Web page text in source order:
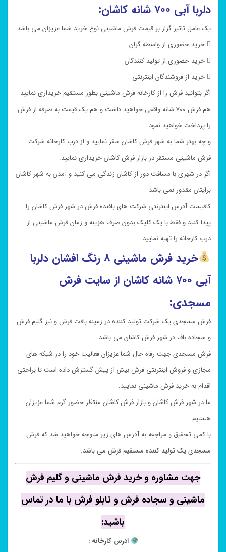
دلربا آبی ۷۰۰ شانه کاشان:
یک عامل تاثیر گزار بر قیمت فرش ماشینی نوع خرید شما عزیزان می باشد.
 خرید حضوری از واسطه گران
 خرید حضوری از تولید کنندگان
 خرید از فروشندگان اینترنتی
اگر بتوانید فرش را از کارخانه فرش ماشینی بطور مستقیم خریداری نمایید
هم فرش ۷۰۰ شانه واقعی خواهید داشت و هم یک قیمت به صرفه از فرش
را پرداخت خواهید نمود.
و چه بهتر شما به شهر فرش کاشان سفر نمایید و از درب کارخانه شرکت
فرش ماشینی مستقر در بازار فرش کاشان خریداری نمایید.
اگر در شهری با مسافت دور از کاشان زندگی می کنید و آمدن به شهر کاشان
برایتان مقدور نمی باشد
کافیست آدرس اینترنتی شرکت های بافنده فرش در شهر فرش کاشان را
پیدا کنید و فقط با یک کلیک بدون صرف هزینه و زمان فرش ماشینی از
درب کارخانه را تهیه نمایید.
خرید
فرش ماشینی ۸ رنگ افشان دلربا
آبی ۷۰۰ شانه کاشان از سایت فرش
مسجدی:
فرش مسجدی یک شرکت تولید کننده در زمینه بافت فرش و نیز گلیم فرش
و سجاده باف در شهر فرش کاشان می باشد.
فرش مسجدی جهت رفاه حال شما عزیزان فعالیت خود را در شبکه های
مجازی و فروش اینترنتی فرش بیش از پیش گسترش داده است تا براحتی
اقدام به خرید فرش ماشینی نمایید.
ما در شهر فرش کاشان و بازار فرش کاشان منتظر حضور گرم شما عزیزان
هستیم
با کمی تحقیق و مراجعه به آدرس های زیر متوجه خواهید شد که فرش
مسجدی یک تولید کننده مستقیم فرش می باشد.
جهت مشاوره و خرید فرش ماشینی و گلیم فرش
ماشینی و سجاده فرش و تابلو فرش با ما در تماس
باشید:
آدرس کارخانه :